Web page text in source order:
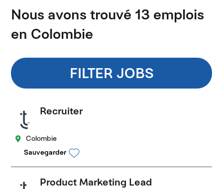
Nous avons trouvé 13 emplois
en Colombie
FILTER JOBS
Recruiter
Colombie
Sauvegarder
Product Marketing Lead